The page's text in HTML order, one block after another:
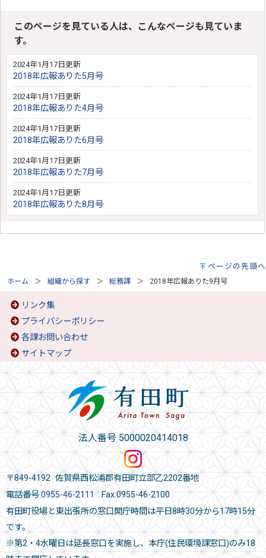
このページを見ている人は、こんなページも見ていま
す。
2024年1月17日更新
2018年広報ありた5月号
2024年1月17日更新
2018年広報ありた4月号
2024年1月17日更新
2018年広報ありた6月号
2024年1月17日更新
2018年広報ありた7月号
2024年1月17日更新
2018年広報ありた8月号
ページの先頭へ
ホーム 組織から探す 総務課 2018年広報ありた9月号
リンク集
プライバシーポリシー
各課お問い合わせ
サイトマップ
法人番号 5000020414018
〒849-4192 佐賀県西松浦郡有田町立部乙2202番地
電話番号:0955-46-2111 Fax:0955-46-2100
有田町役場と東出張所の窓口開庁時間は平日8時30分から17時15分
です。
※第2・4水曜日は延長窓口を実施し、本庁(住民環境課窓口)のみ18